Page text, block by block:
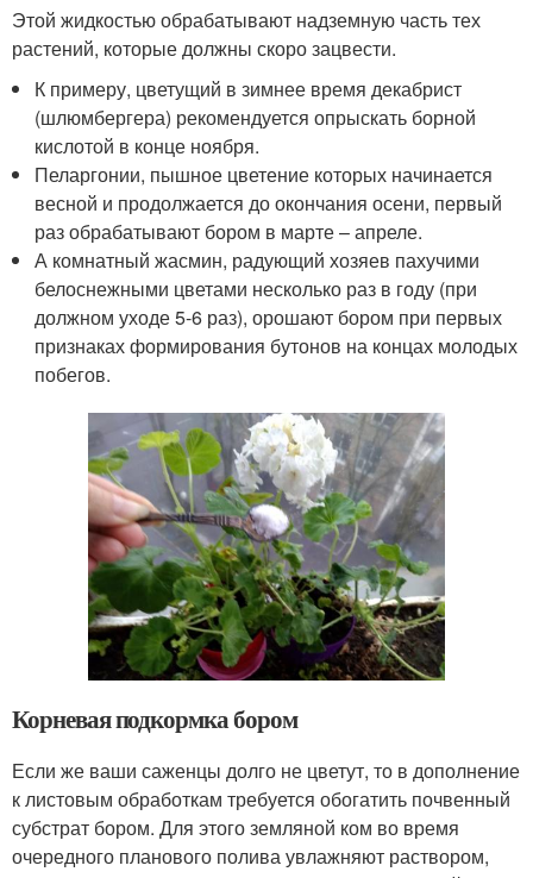
Этой жидкостью обрабатывают надземную часть тех
растений, которые должны скоро зацвести.
К примеру, цветущий в зимнее время декабрист
(шлюмбергера) рекомендуется опрыскать борной
кислотой в конце ноября.
Пеларгонии, пышное цветение которых начинается
весной и продолжается до окончания осени, первый
раз обрабатывают бором в марте – апреле.
А комнатный жасмин, радующий хозяев пахучими
белоснежными цветами несколько раз в году (при
должном уходе 5-6 раз), орошают бором при первых
признаках формирования бутонов на концах молодых
побегов.
Корневая подкормка бором
Если же ваши саженцы долго не цветут, то в дополнение
к листовым обработкам требуется обогатить почвенный
субстрат бором. Для этого земляной ком во время
очередного планового полива увлажняют раствором,